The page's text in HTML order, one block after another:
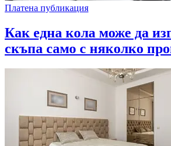
Платена публикация
Как една кола може да
скъпа само с няколко